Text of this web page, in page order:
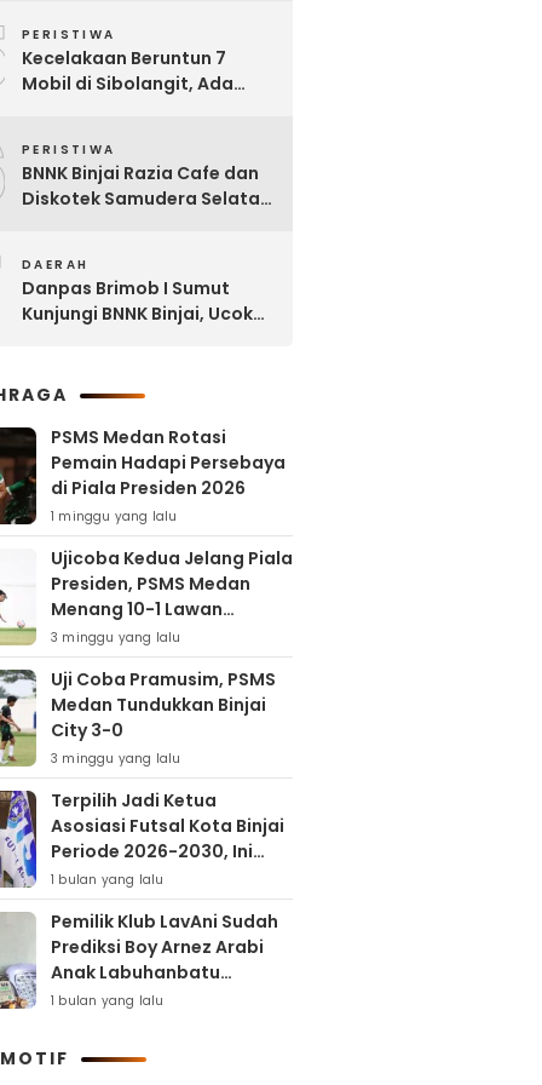
PERISTIWA
Kecelakaan Beruntun 7
Mobil di Sibolangit, Ada
PERISTIWA
BNNK Binjai Razia Cafe dan
Diskotek Samudera Selatan,
DAERAH
Danpas Brimob I Sumut
Kunjungi BNNK Binjai, Ucok
PSMS Medan Rotasi
Pemain Hadapi Persebaya
di Piala Presiden 2026
1 minggu yang lalu
Ujicoba Kedua Jelang Piala
Presiden, PSMS Medan
Menang 10-1 Lawan
Muspika FC
3 minggu yang lalu
Uji Coba Pramusim, PSMS
Medan Tundukkan Binjai
City 3-0
3 minggu yang lalu
Terpilih Jadi Ketua
Asosiasi Futsal Kota Binjai
Periode 2026-2030, Ini
Target Samha Putra
Husein
1 bulan yang lalu
Pemilik Klub LavAni Sudah
Prediksi Boy Arnez Arabi
Anak Labuhanbatu
Tembus Level Asia
1 bulan yang lalu